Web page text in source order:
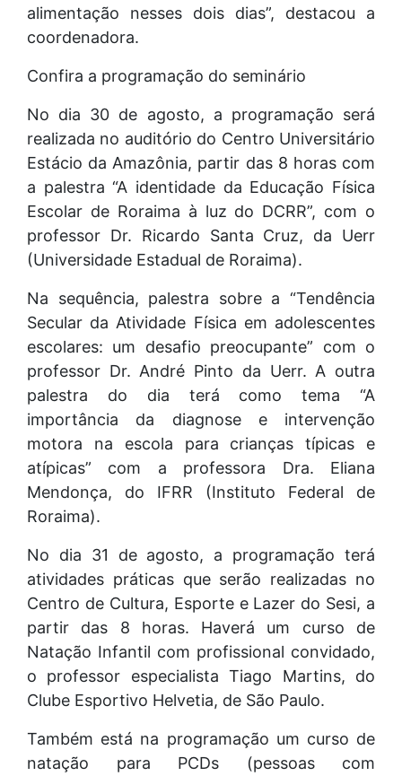
alimentação nesses dois dias”, destacou a
coordenadora.
Confira a programação do seminário
No dia 30 de agosto, a programação será
realizada no auditório do Centro Universitário
Estácio da Amazônia, partir das 8 horas com
a palestra “A identidade da Educação Física
Escolar de Roraima à luz do DCRR”, com o
professor Dr. Ricardo Santa Cruz, da Uerr
(Universidade Estadual de Roraima).
Na sequência, palestra sobre a “Tendência
Secular da Atividade Física em adolescentes
escolares: um desafio preocupante” com o
professor Dr. André Pinto da Uerr. A outra
palestra do dia terá como tema “A
importância da diagnose e intervenção
motora na escola para crianças típicas e
atípicas” com a professora Dra. Eliana
Mendonça, do IFRR (Instituto Federal de
Roraima).
No dia 31 de agosto, a programação terá
atividades práticas que serão realizadas no
Centro de Cultura, Esporte e Lazer do Sesi, a
partir das 8 horas. Haverá um curso de
Natação Infantil com profissional convidado,
o professor especialista Tiago Martins, do
Clube Esportivo Helvetia, de São Paulo.
Também está na programação um curso de
natação para PCDs (pessoas com